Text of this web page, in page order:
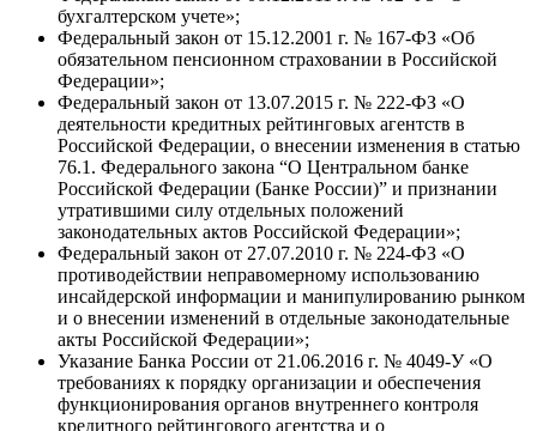
бухгалтерском учете»;
Федеральный закон от 15.12.2001 г. № 167-ФЗ «Об
обязательном пенсионном страховании в Российской
Федерации»;
Федеральный закон от 13.07.2015 г. № 222-ФЗ «О
деятельности кредитных рейтинговых агентств в
Российской Федерации, о внесении изменения в статью
76.1. Федерального закона “О Центральном банке
Российской Федерации (Банке России)” и признании
утратившими силу отдельных положений
законодательных актов Российской Федерации»;
Федеральный закон от 27.07.2010 г. № 224-ФЗ «О
противодействии неправомерному использованию
инсайдерской информации и манипулированию рынком
и о внесении изменений в отдельные законодательные
акты Российской Федерации»;
Указание Банка России от 21.06.2016 г. № 4049-У «О
требованиях к порядку организации и обеспечения
функционирования органов внутреннего контроля
кредитного рейтингового агентства и о